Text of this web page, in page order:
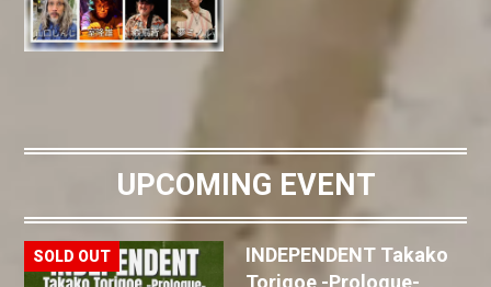
UPCOMING EVENT
INDEPENDENT Takako
Torigoe -Prologue-